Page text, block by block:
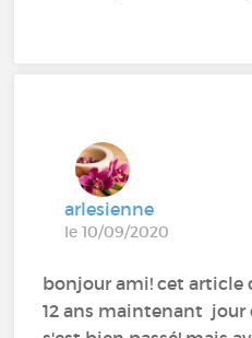
arlesienne
le 10/09/2020
bonjour ami! cet article
12 ans maintenant jour